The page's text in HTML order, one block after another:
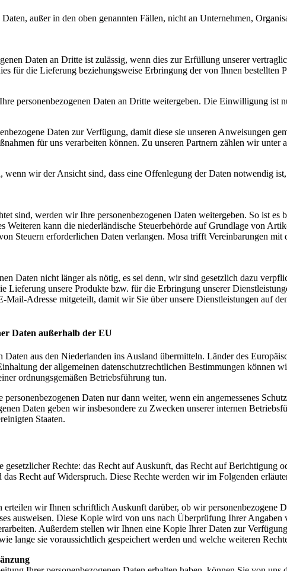
außer in den oben genannten Fällen, nicht an Unternehmen,
Daten an Dritte ist zulässig, wenn dies zur Erfüllung unserer
für die Lieferung beziehungsweise Erbringung der von Ihnen
personenbezogenen Daten an Dritte weitergeben. Die Einwilligung
Daten zur Verfügung, damit diese sie unseren Anweisungen
für uns verarbeiten können. Zu unseren Partnern zählen wir unter
wenn wir der Ansicht sind, dass eine Offenlegung der Daten notwendig
sind, werden wir Ihre personenbezogenen Daten weitergeben. So ist
Weiteren kann die niederländische Steuerbehörde auf Grundlage von
Steuern erforderlichen Daten verlangen. Mosa trifft Vereinbarungen
Daten nicht länger als nötig, es sei denn, wir sind gesetzlich dazu
Lieferung unsere Produkte bzw. für die Erbringung unserer
Mail-Adresse mitgeteilt, damit wir Sie über unsere Dienstleistungen auf
Daten außerhalb der EU
Daten aus den Niederlanden ins Ausland übermitteln. Länder des
der allgemeinen datenschutzrechtlichen Bestimmungen können
ordnungsgemäßen Betriebsführung tun.
Daten nur dann weiter, wenn ein angemessenes
Daten geben wir insbesondere zu Zwecken unserer internen
Staaten.
gesetzlicher Rechte: das Recht auf Auskunft, das Recht auf
Recht auf Widerspruch. Diese Rechte werden wir im Folgenden
wir Ihnen schriftlich Auskunft darüber, ob wir personenbezogene
ausweisen. Diese Kopie wird von uns nach Überprüfung Ihrer
Außerdem stellen wir Ihnen eine Kopie Ihrer Daten zur
lange sie voraussichtlich gespeichert werden und welche weiteren